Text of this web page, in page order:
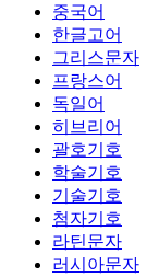
중국어
한글고어
그리스문자
프랑스어
독일어
히브리어
괄호기호
학술기호
기술기호
첨자기호
라틴문자
러시아문자